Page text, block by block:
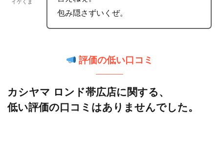
イケくま
包み隠さずいくぜ。
評価の低い口コミ
カシヤマ ロンド帯広店に関する、
低い評価の口コミはありませんでした。